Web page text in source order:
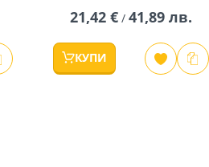
21,42 €/ 41,89 лв.
КУПИ